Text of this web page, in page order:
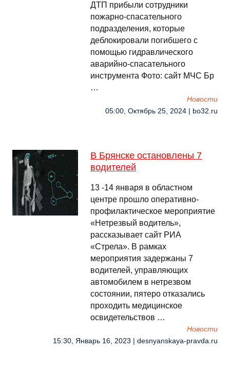
ДТП прибыли сотрудники
пожарно-спасательного
подразделения, которые
деблокировали погибшего с
помощью гидравлического
аварийно-спасательного
инструмента Фото: сайт МЧС Бр
…
Новости
05:00, Октябрь 25, 2024 | bo32.ru
В Брянске остановлены 7
водителей
13 -14 января в областном
центре прошло оперативно-
профилактическое мероприятие
«Нетрезвый водитель»,
рассказывает сайт РИА
«Стрела». В рамках
мероприятия задержаны 7
водителей, управляющих
автомобилем в нетрезвом
состоянии, пятеро отказались
проходить медицинское
освидетельствов …
Новости
15:30, Январь 16, 2023 | desnyanskaya-pravda.ru